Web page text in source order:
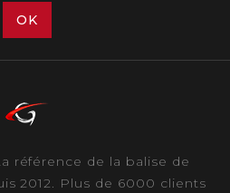
référence de la balise de
2012. Plus de 6000 clients